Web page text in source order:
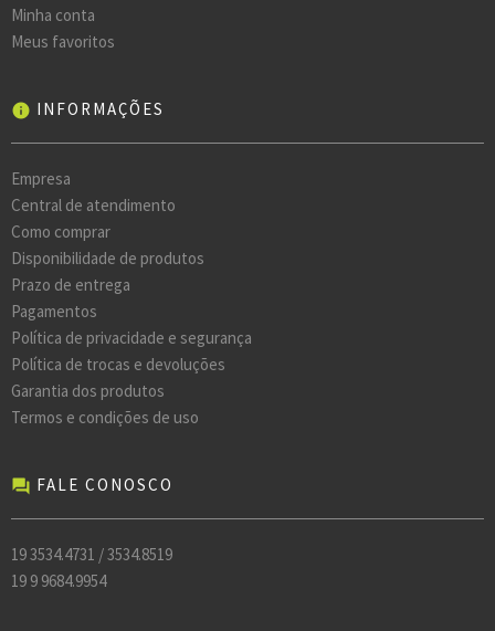
Minha conta
Meus favoritos
info INFORMAÇÕES
Empresa
Central de atendimento
Como comprar
Disponibilidade de produtos
Prazo de entrega
Pagamentos
Política de privacidade e segurança
Política de trocas e devoluções
Garantia dos produtos
Termos e condições de uso
forum FALE CONOSCO
19 3534.4731 / 3534.8519
19 9 9684.9954